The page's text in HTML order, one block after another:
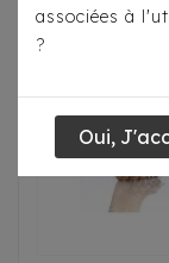
associées à
?